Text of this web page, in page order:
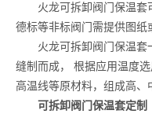
火龙可拆卸阀门保温套
德标等非标阀门需提供图纸
火龙可拆卸阀门保温套
缝制而成， 根据应用温度
高温线等原材料，组成高、
可拆卸阀门保温套定制